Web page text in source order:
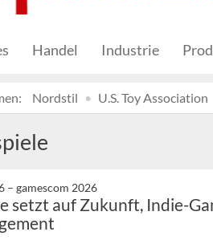
Handel Industrie
Nordstil U.S. Toy Association
– gamescom 2026
setzt auf Zukunft, Indie-